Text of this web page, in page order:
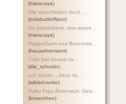
(maracaya)
Wie verschieden doch...
(oolabutterflyoo)
Na gottseidank, das waere...
(maracaya)
MagenDarm und Bronchitis...
(frauaehrenwort)
Colin hat derzeit ne...
(die_schottin)
och komm....dann ist...
(wibbel-anke)
Duhu Frau Ährenwort. Dein...
(knoetchen)